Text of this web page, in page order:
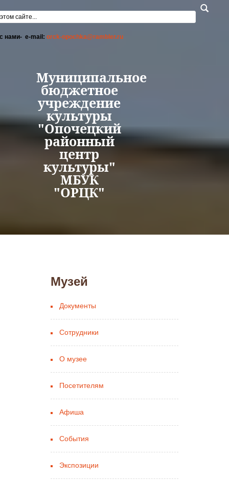
поиска
нами- e-mail: orck-opochka@rambler.ru
Муниципальное
бюджетное
учреждение
культуры
"Опочецкий
районный
центр
культуры"
МБУК
"ОРЦК"
Музей
Документы
Сотрудники
О музее
Посетителям
Афиша
События
Экспозиции